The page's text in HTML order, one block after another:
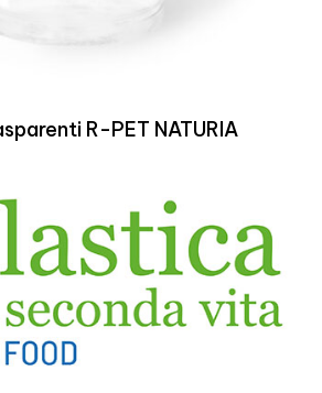
R-PET NATURIA